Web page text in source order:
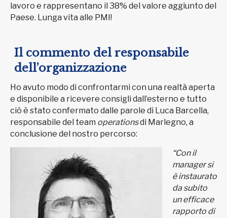
lavoro e rappresentano il 38% del valore aggiunto del
Paese. Lunga vita alle PMI!
Il commento del responsabile
dell’organizzazione
Ho avuto modo di confrontarmi con una realtà aperta
e disponibile a ricevere consigli dall’esterno e tutto
ciò è stato confermato dalle parole di Luca Barcella,
responsabile del team operationsdi Marlegno, a
conclusione del nostro percorso:
“Con il
manager si
è instaurato
da subito
un efficace
rapporto di